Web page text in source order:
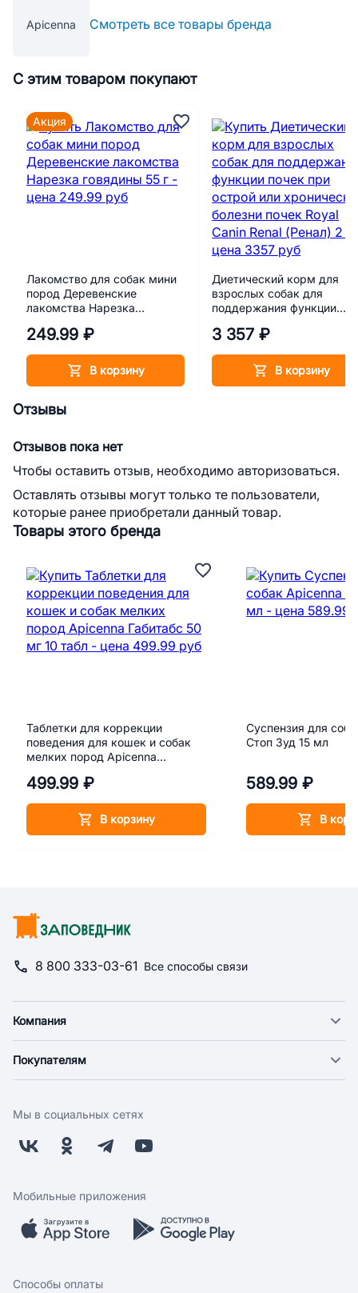
Apicenna Смотреть все товары бренда
С этим товаром покупают
Лакомство для собак мини
пород Деревенские
лакомства Нарезка
249.99 ₽
В корзину
Акция
Диетический корм для
взрослых собак для
поддержания функции
хронической болезни
3 357 ₽
В корзину
Товары этого бренда
Таблетки для коррекции
поведения для кошек и собак
мелких пород Apicenna
499.99 ₽
В корзину
Суспензия для
Стоп Зуд 15 мл
589.99 ₽
В
Отзывы
Отзывов пока нет
Чтобы оставить отзыв, необходимо авторизоваться.
Оставлять отзывы могут только те пользователи,
которые ранее приобретали данный товар.
8 800 333-03-61 Все способы связи
Компания
Новости
Поставщикам
Заводчикам
Обратная связь
Покупателям
Оплата
Бонусная программа
Скидки и акции
Мобильное приложение
Мы в социальных сетях
Мобильные приложения
Способы оплаты